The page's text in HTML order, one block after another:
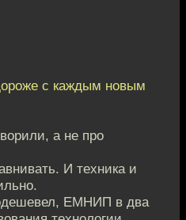
с каждым новым
а не про
И техника и
ЕМНИП в два